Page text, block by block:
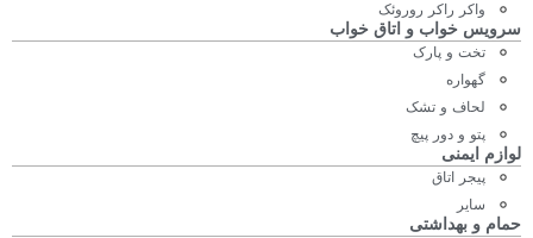
واکر راکر روروئک
سرویس خواب و اتاق خواب
تخت و پارک
گهواره
لحاف و تشک
پتو و دور پیچ
لوازم ایمنی
پیجر اتاق
سایر
حمام و بهداشتی